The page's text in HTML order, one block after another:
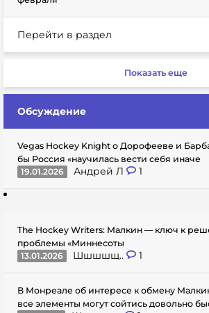
Перейти в раздел
Показать еще
Обсуждение
Vegas Hockey Knight о Дорофееве и
бы Россия «научилась вести себя иначе
19.01.2026
Андрей Л 1
The Hockey Writers: Малкин — ключ к
проблемы «Миннесоты
13.01.2026
Шшшшщ.. 1
В Монреале об интересе к обмену
все элементы могут сойтись довольно